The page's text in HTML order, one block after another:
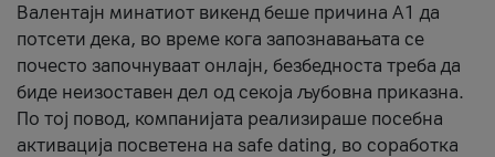
Валентајн минатиот викенд беше причина А1 да
потсети дека, во време кога запознавањата се
почесто започнуваат онлајн, безбедноста треба да
биде неизоставен дел од секоја љубовна приказна.
По тој повод, компанијата реализираше посебна
активација посветена на safe dating, во соработка